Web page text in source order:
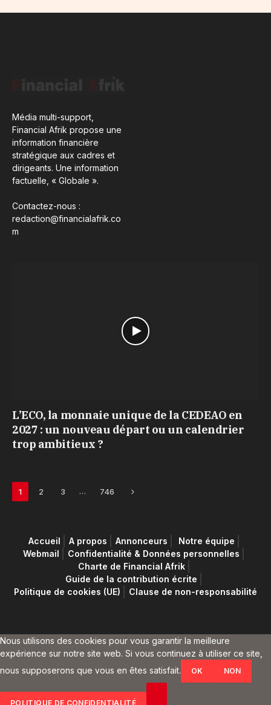
Média multi-support,
Financial Afrik propose une
information financière
stratégique aux cadres et
dirigeants. Une information
factuelle, « Globale ».
Contactez-nous :
redaction@financialafrik.co
m
L’ECO, la monnaie unique de la CEDEAO en
2027 : un nouveau départ ou un calendrier
trop ambitieux ?
1 2 3 … 746 Next
Accueil A propos Annonceurs
Notre équipe
Webmail
Confidentialité & Données personnelles
Charte de Financial Afrik
Guide de la contribution écrite
Politique de cookies (UE)
Clause de non-responsabilité
Nous utilisons des cookies pour vous garantir la meilleure
expérience sur notre site web. Si vous continuez à utiliser ce site,
nous supposerons que vous en êtes satisfait.
OK NON
POLITIQUE DE CONFIDENTIALITÉ